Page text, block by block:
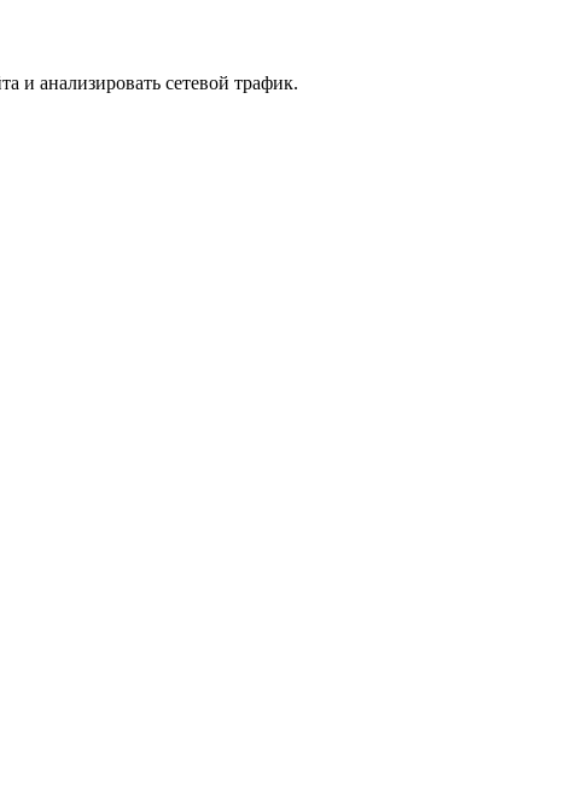
и анализировать сетевой трафик.